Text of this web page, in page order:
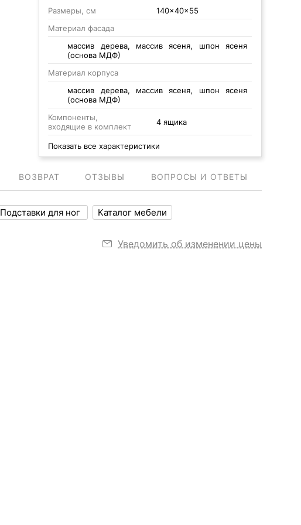
Размеры, см
140x40x55
Материал фасада
массив дерева, массив ясеня, шпон ясеня
(основа МДФ)
Материал корпуса
массив дерева, массив ясеня, шпон ясеня
(основа МДФ)
Компоненты,
входящие в комплект
4 ящика
Показать все характеристики
ВОЗВРАТ ОТЗЫВЫ ВОПРОСЫ И ОТВЕТЫ
Подставки для ног Каталог мебели
Уведомить об изменении цены